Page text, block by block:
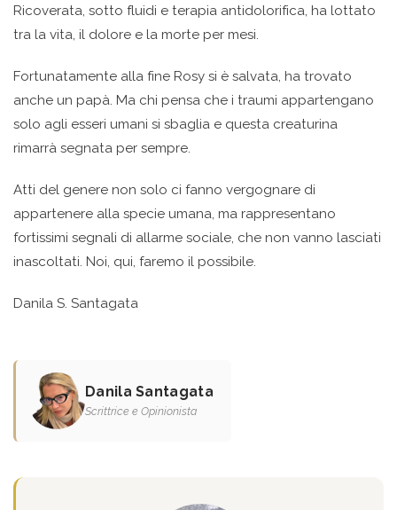
Ricoverata, sotto fluidi e terapia antidolorifica, ha lottato
tra la vita, il dolore e la morte per mesi.
Fortunatamente alla fine Rosy si è salvata, ha trovato
anche un papà. Ma chi pensa che i traumi appartengano
solo agli esseri umani si sbaglia e questa creaturina
rimarrà segnata per sempre.
Atti del genere non solo ci fanno vergognare di
appartenere alla specie umana, ma rappresentano
fortissimi segnali di allarme sociale, che non vanno lasciati
inascoltati. Noi, qui, faremo il possibile.
Danila S. Santagata
Danila Santagata
Scrittrice e Opinionista